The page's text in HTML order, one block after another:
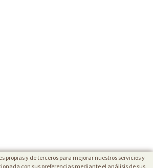
propias y de terceros para mejorar nuestros servicios y
con sus preferencias mediante el análisis de sus